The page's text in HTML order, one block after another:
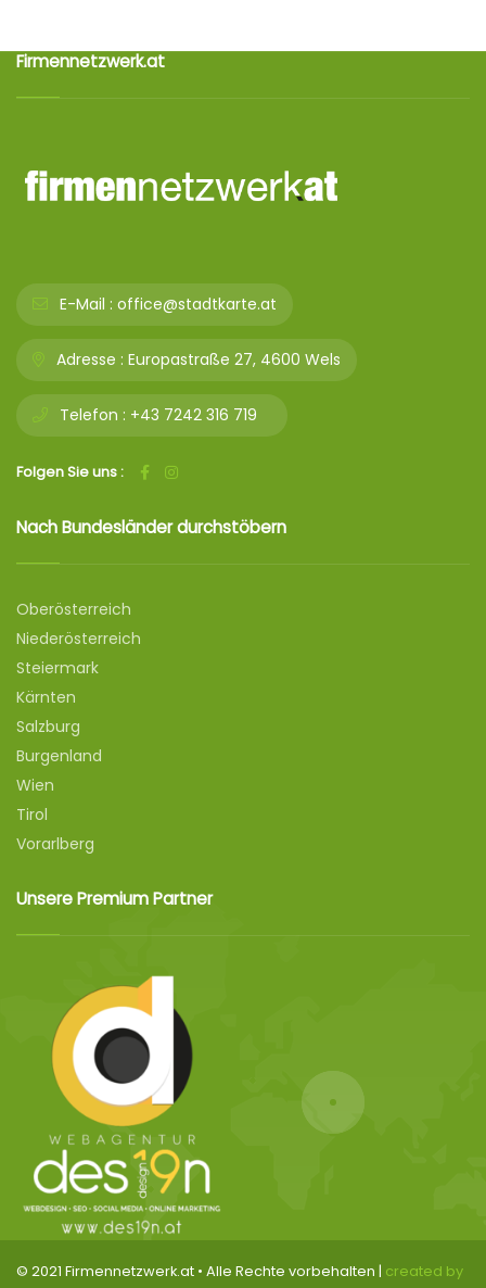
Firmennetzwerk.at
E-Mail : office@stadtkarte.at
Adresse : Europastraße 27, 4600 Wels
Telefon : +43 7242 316 719
Folgen Sie uns :
Nach Bundesländer durchstöbern
Oberösterreich
Niederösterreich
Steiermark
Kärnten
Salzburg
Burgenland
Wien
Tirol
Vorarlberg
Unsere Premium Partner
© 2021 Firmennetzwerk.at • Alle Rechte vorbehalten | created by